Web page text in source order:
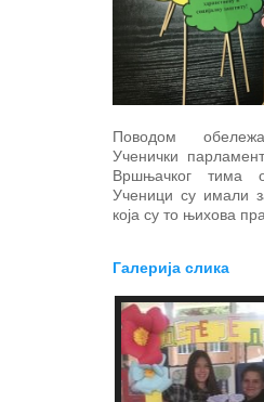
Поводом
Ученички
Вршњачког тима
Ученици су имали
која су то њихова
Галерија слика